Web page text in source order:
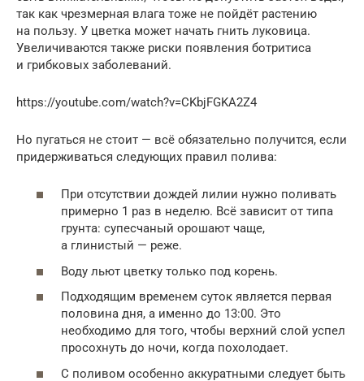
так как чрезмерная влага тоже не пойдёт растению
на пользу. У цветка может начать гнить луковица.
Увеличиваются также риски появления ботритиса
и грибковых заболеваний.
https://youtube.com/watch?v=CKbjFGKA2Z4
Но пугаться не стоит — всё обязательно получится, если
придерживаться следующих правил полива:
При отсутствии дождей лилии нужно поливать
примерно 1 раз в неделю. Всё зависит от типа
грунта: супесчаный орошают чаще,
а глинистый — реже.
Воду льют цветку только под корень.
Подходящим временем суток является первая
половина дня, а именно до 13:00. Это
необходимо для того, чтобы верхний слой успел
просохнуть до ночи, когда похолодает.
С поливом особенно аккуратными следует быть